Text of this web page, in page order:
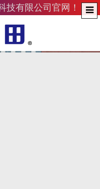
技有限公司官网！